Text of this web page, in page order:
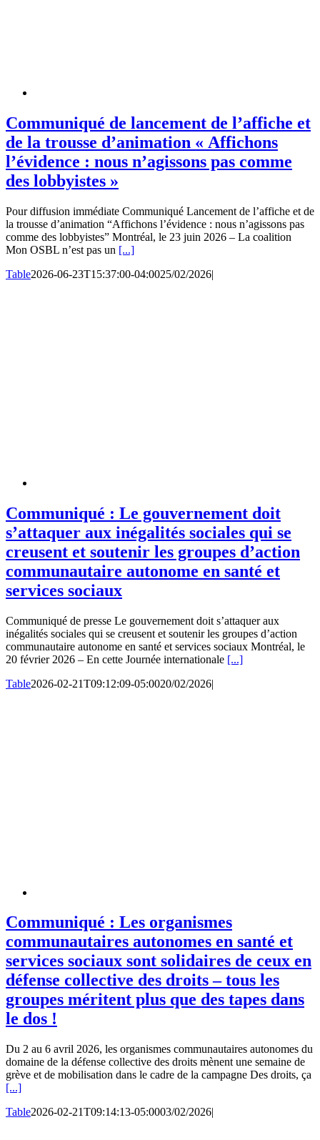
Communiqué de lancement de l’affiche et
de la trousse d’animation « Affichons
l’évidence : nous n’agissons pas comme
des lobbyistes »
Pour diffusion immédiate Communiqué Lancement de l’affiche et de
la trousse d’animation “Affichons l’évidence : nous n’agissons pas
comme des lobbyistes” Montréal, le 23 juin 2026 – La coalition
Mon OSBL n’est pas un [...]
Table2026-06-23T15:37:00-04:0025/02/2026|
Communiqué : Le gouvernement doit
s’attaquer aux inégalités sociales qui se
creusent et soutenir les groupes d’action
communautaire autonome en santé et
services sociaux
Communiqué de presse Le gouvernement doit s’attaquer aux
inégalités sociales qui se creusent et soutenir les groupes d’action
communautaire autonome en santé et services sociaux Montréal, le
20 février 2026 – En cette Journée internationale [...]
Table2026-02-21T09:12:09-05:0020/02/2026|
Communiqué : Les organismes
communautaires autonomes en santé et
services sociaux sont solidaires de ceux en
défense collective des droits – tous les
groupes méritent plus que des tapes dans
le dos !
Du 2 au 6 avril 2026, les organismes communautaires autonomes du
domaine de la défense collective des droits mènent une semaine de
grève et de mobilisation dans le cadre de la campagne Des droits, ça
[...]
Table2026-02-21T09:14:13-05:0003/02/2026|